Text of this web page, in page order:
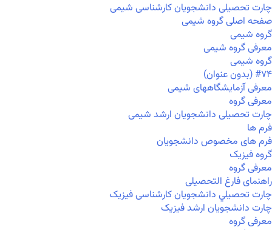
چارت تحصیلی دانشجویان کارشناسی شیمی
صفحه اصلی گروه شیمی
گروه شیمی
معرفی گروه شیمی
گروه شیمی
#۷۴ (بدون عنوان)
معرفی آزمایشگاههای شیمی
معرفی گروه
چارت تحصیلی دانشجویان ارشد شیمی
فرم ها
فرم های مخصوص دانشجویان
گروه فیزیک
معرفی گروه
راهنمای فارغ التحصیلی
چارت تحصيلي دانشجویان کارشناسی فیزیک
چارت دانشجویان ارشد فیزیک
معرفی گروه